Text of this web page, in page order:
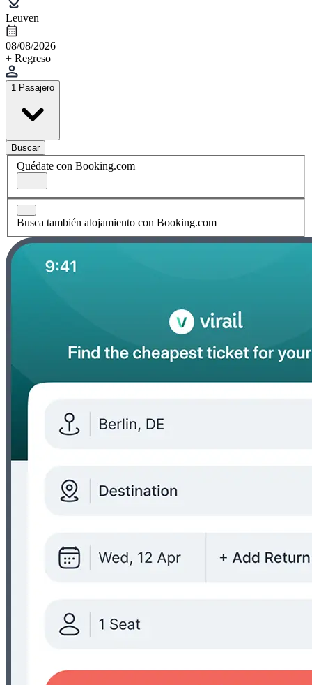
Leuven
08/08/2026
+ Regreso
1 Pasajero
Buscar
Quédate con Booking.com
Busca también alojamiento con Booking.com